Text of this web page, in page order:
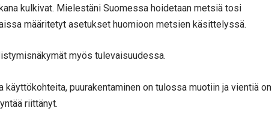
kulkivat. Mielestäni Suomessa hoidetaan metsiä tosi
määritetyt asetukset huomioon metsien käsittelyssä.
myös tulevaisuudessa.
käyttökohteita, puurakentaminen on tulossa muotiin ja vientiä on
riittänyt.